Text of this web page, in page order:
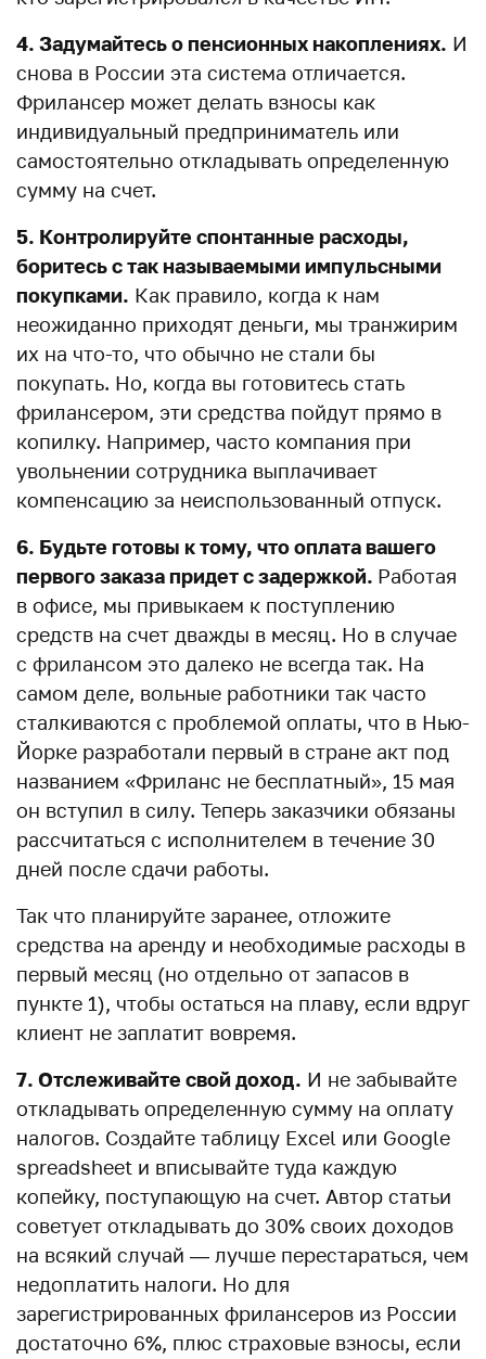
4. Задумайтесь о пенсионных накоплениях. И
снова в России эта система отличается.
Фрилансер может делать взносы как
индивидуальный предприниматель или
самостоятельно откладывать определенную
сумму на счет.
5. Контролируйте спонтанные расходы,
боритесь с так называемыми импульсными
покупками. Как правило, когда к нам
неожиданно приходят деньги, мы транжирим
их на что-то, что обычно не стали бы
покупать. Но, когда вы готовитесь стать
фрилансером, эти средства пойдут прямо в
копилку. Например, часто компания при
увольнении сотрудника выплачивает
компенсацию за неиспользованный отпуск.
6. Будьте готовы к тому, что оплата вашего
первого заказа придет с задержкой. Работая
в офисе, мы привыкаем к поступлению
средств на счет дважды в месяц. Но в случае
с фрилансом это далеко не всегда так. На
самом деле, вольные работники так часто
сталкиваются с проблемой оплаты, что в Нью-
Йорке разработали первый в стране акт под
названием «Фриланс не бесплатный», 15 мая
он вступил в силу. Теперь заказчики обязаны
рассчитаться с исполнителем в течение 30
дней после сдачи работы.
Так что планируйте заранее, отложите
средства на аренду и необходимые расходы в
первый месяц (но отдельно от запасов в
пункте 1), чтобы остаться на плаву, если вдруг
клиент не заплатит вовремя.
7. Отслеживайте свой доход. И не забывайте
откладывать определенную сумму на оплату
налогов. Создайте таблицу Excel или Google
spreadsheet и вписывайте туда каждую
копейку, поступающую на счет. Автор статьи
советует откладывать до 30% своих доходов
на всякий случай — лучше перестараться, чем
недоплатить налоги. Но для
зарегистрированных фрилансеров из России
достаточно 6%, плюс страховые взносы, если